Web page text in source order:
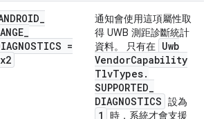
_
_
=
通知會使用這項屬性取
得 UWB 測距診斷統計
資料。 只有在 Uwb
VendorCapability
TlvTypes.
SUPPORTED_
DIAGNOSTICS 設為
1
時，系統才會支援